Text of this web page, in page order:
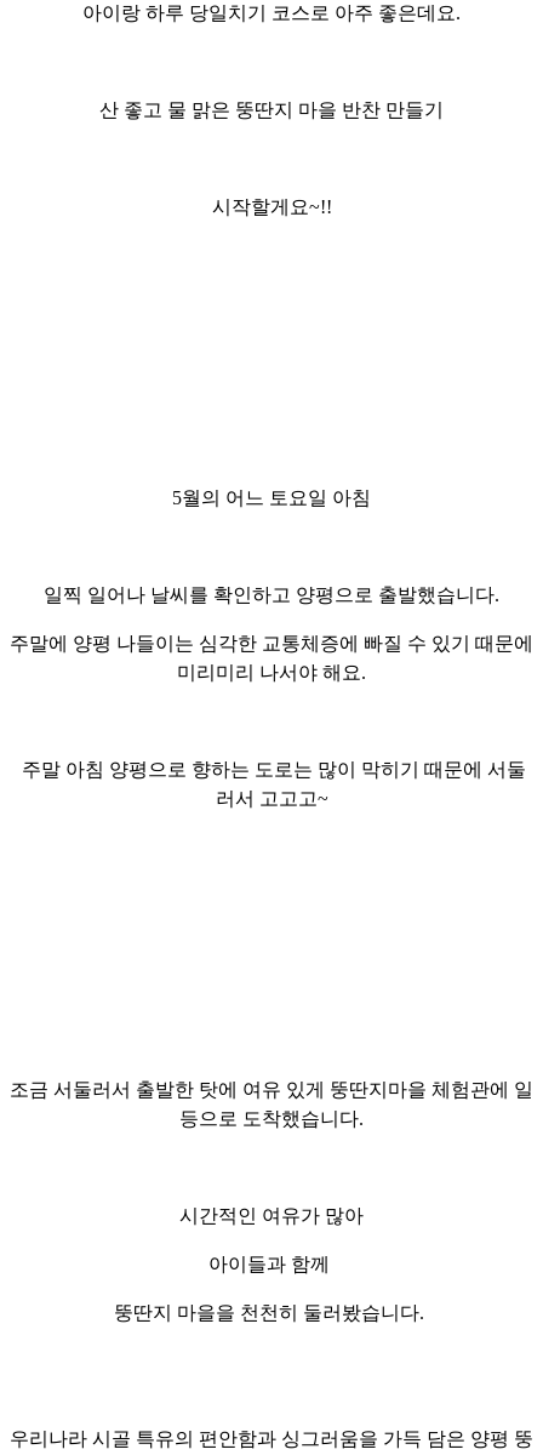
아이랑 하루 당일치기 코스로 아주 좋은데요.
산 좋고 물 맑은 뚱딴지 마을 반찬 만들기
시작할게요~!!
5월의 어느 토요일 아침
일찍 일어나 날씨를 확인하고 양평으로 출발했습니다.
주말에 양평 나들이는 심각한 교통체증에 빠질 수 있기 때문에
미리미리 나서야 해요.
주말 아침 양평으로 향하는 도로는 많이 막히기 때문에 서둘
러서 고고고~
조금 서둘러서 출발한 탓에 여유 있게 뚱딴지마을 체험관에 일
등으로 도착했습니다.
시간적인 여유가 많아
아이들과 함께
뚱딴지 마을을 천천히 둘러봤습니다.
우리나라 시골 특유의 편안함과 싱그러움을 가득 담은 양평 뚱